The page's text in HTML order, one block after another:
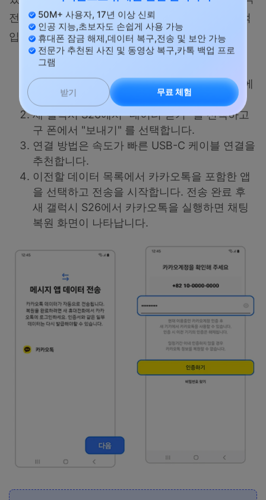
전체를 스마트 스위치로 직접 이전하는 것은 제한적
입니다.
구 폰과 새 갤럭시 S26 모두 스마트 스위치 앱
을 실행합니다. 구 폰에 없다면 플레이스토어에
서 설치하세요.
새 갤럭시 S26에서 "데이터 받기" 를 선택하고
구 폰에서 "보내기" 를 선택합니다.
연결 방법은 속도가 빠른 USB-C 케이블 연결을
추천합니다.
이전할 데이터 목록에서 카카오톡을 포함한 앱
을 선택하고 전송을 시작합니다. 전송 완료 후
새 갤럭시 S26에서 카카오톡을 실행하면 채팅
복원 화면이 나타납니다.
50M+ 사용자, 17년 이상 신뢰
인공 지능,초보자도 손쉽게 사용 가능
휴대폰 잠금 해제,데이터 복구,전송 및 보안 가능
전문가 추천된 사진 및 동영상 복구,카톡 백업 프로
그램
받기 무료 체험